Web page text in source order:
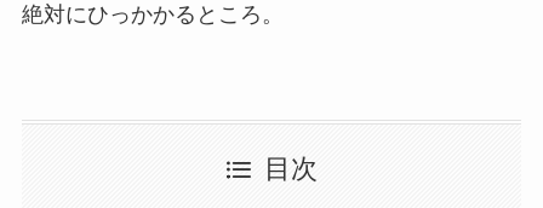
絶対にひっかかるところ。
目次